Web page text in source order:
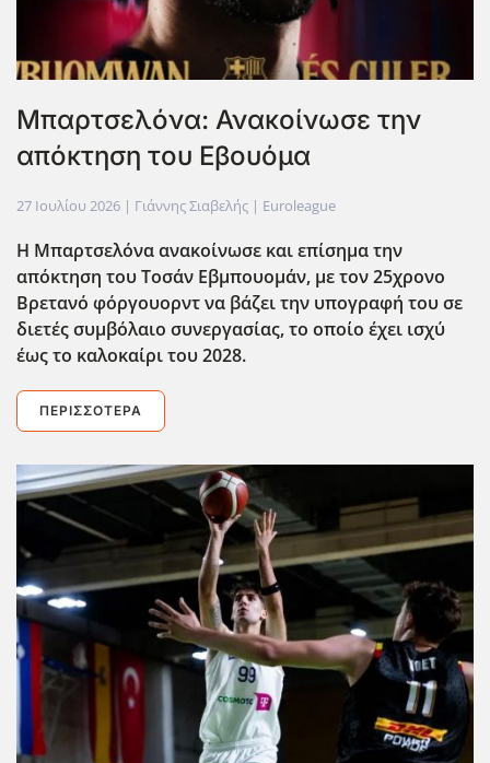
Mπαρτσελόνα: Ανακοίνωσε την
απόκτηση του Εβουόμα
27 Ιουλίου 2026 | Γιάννης Σιαβελής | Euroleague
Η Μπαρτσελόνα ανακοίνωσε και επίσημα την
απόκτηση του Τοσάν Εβμπουομάν, με τον 25χρονο
Βρετανό φόργουορντ να βάζει την υπογραφή του σε
διετές συμβόλαιο συνεργασίας, το οποίο έχει ισχύ
έως το καλοκαίρι του 2028.
ΠΕΡΙΣΣΌΤΕΡΑ